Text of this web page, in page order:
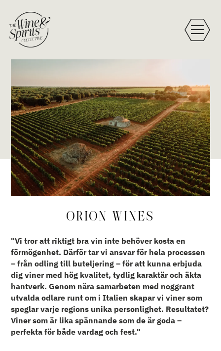
ORION WINES
"Vi tror att riktigt bra vin inte behöver kosta en
förmögenhet. Därför tar vi ansvar för hela processen
– från odling till buteljering – för att kunna erbjuda
dig viner med hög kvalitet, tydlig karaktär och äkta
hantverk. Genom nära samarbeten med noggrant
utvalda odlare runt om i Italien skapar vi viner som
speglar varje regions unika personlighet. Resultatet?
Viner som är lika spännande som de är goda –
perfekta för både vardag och fest."